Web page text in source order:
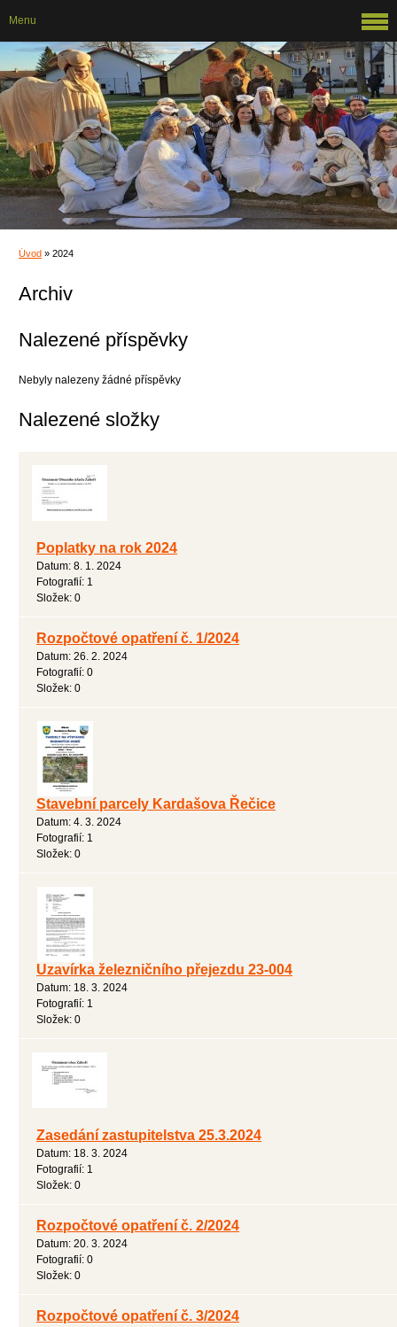
Úvod » 2024
Archiv
Nalezené příspěvky
Nebyly nalezeny žádné příspěvky
Nalezené složky
Poplatky na rok 2024
Datum: 8. 1. 2024
Fotografií: 1
Složek: 0
Rozpočtové opatření č. 1/2024
Datum: 26. 2. 2024
Fotografií: 0
Složek: 0
Stavební parcely Kardašova Řečice
Datum: 4. 3. 2024
Fotografií: 1
Složek: 0
Uzavírka železničního přejezdu 23-004
Datum: 18. 3. 2024
Fotografií: 1
Složek: 0
Zasedání zastupitelstva 25.3.2024
Datum: 18. 3. 2024
Fotografií: 1
Složek: 0
Rozpočtové opatření č. 2/2024
Datum: 20. 3. 2024
Fotografií: 0
Složek: 0
Rozpočtové opatření č. 3/2024
Menu